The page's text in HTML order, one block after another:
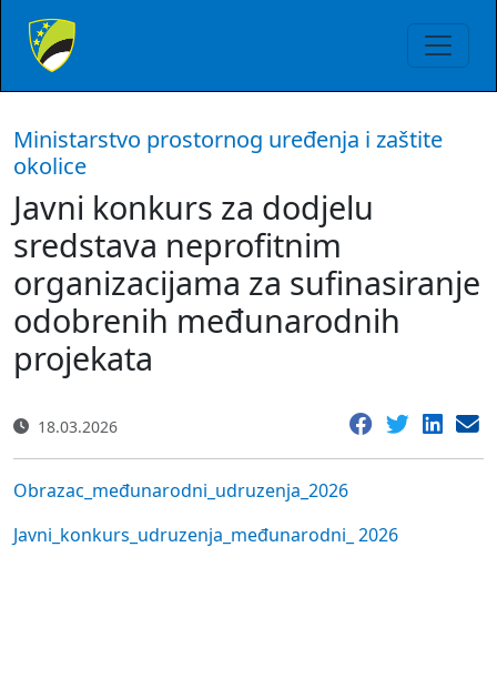
Ministarstvo prostornog uređenja i zaštite
okolice
Javni konkurs za dodjelu
sredstava neprofitnim
organizacijama za sufinasiranje
odobrenih međunarodnih
projekata
18.03.2026
Obrazac_međunarodni_udruzenja_2026
Javni_konkurs_udruzenja_međunarodni_ 2026